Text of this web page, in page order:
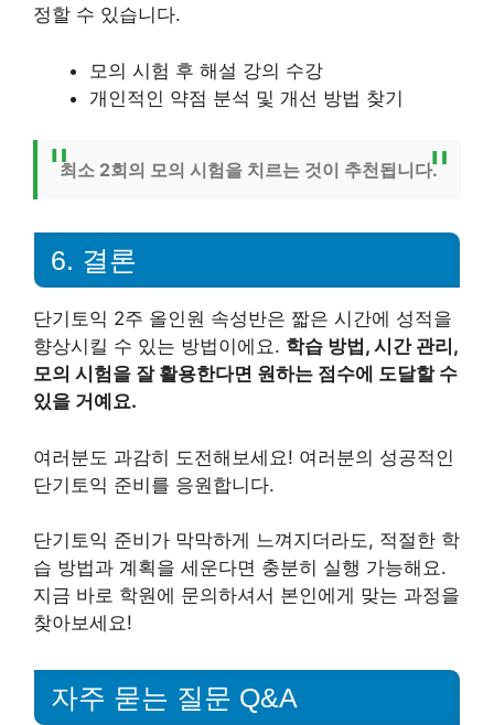
정할 수 있습니다.
모의 시험 후 해설 강의 수강
개인적인 약점 분석 및 개선 방법 찾기
최소 2회의 모의 시험을 치르는 것이 추천됩니다.
6. 결론
단기토익 2주 올인원 속성반은 짧은 시간에 성적을
향상시킬 수 있는 방법이에요. 학습 방법, 시간 관리,
모의 시험을 잘 활용한다면 원하는 점수에 도달할 수
있을 거예요.
여러분도 과감히 도전해보세요! 여러분의 성공적인
단기토익 준비를 응원합니다.
단기토익 준비가 막막하게 느껴지더라도, 적절한 학
습 방법과 계획을 세운다면 충분히 실행 가능해요.
지금 바로 학원에 문의하셔서 본인에게 맞는 과정을
찾아보세요!
자주 묻는 질문 Q&A